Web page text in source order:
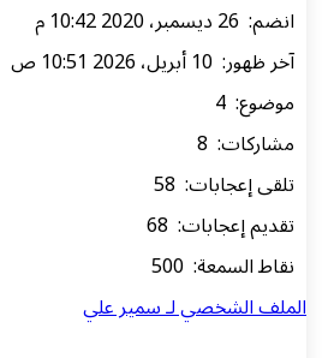
انضم: 26 ديسمبر، 2020 10:42 م
آخر ظهور: 10 أبريل، 2026 10:51 ص
موضوع: 4
مشاركات: 8
تلقى إعجابات: 58
تقديم إعجابات: 68
نقاط السمعة: 500
الملف الشخصي لـ سمير علي